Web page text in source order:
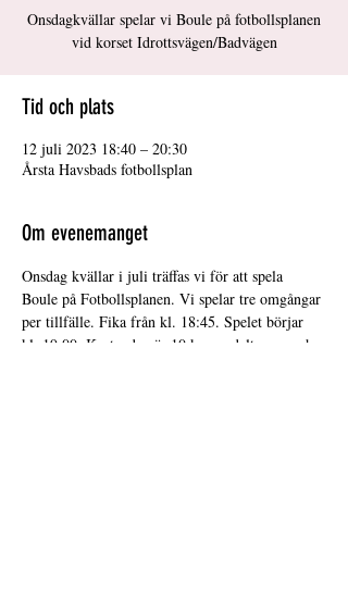
Onsdagkvällar spelar vi Boule på fotbollsplanen
vid korset Idrottsvägen/Badvägen
Tid och plats
12 juli 2023 18:40 – 20:30
Årsta Havsbads fotbollsplan
Om evenemanget
Onsdag kvällar i juli träffas vi för att spela
Boule på Fotbollsplanen. Vi spelar tre omgångar
per tillfälle. Fika från kl. 18:45. Spelet börjar
kl. 19:00. Kostnaden är 10 kr per deltagare och